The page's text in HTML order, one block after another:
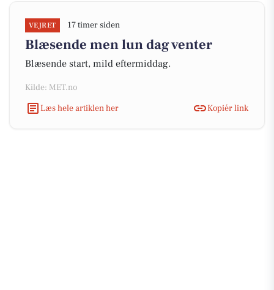
VEJRET 17 timer siden
Blæsende men lun dag venter
Blæsende start, mild eftermiddag.
Kilde: MET.no
Læs hele artiklen her
Kopiér link